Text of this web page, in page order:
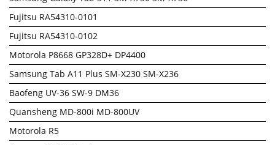
Fujitsu RA54310-0101
Fujitsu RA54310-0102
Motorola P8668 GP328D+ DP4400
Samsung Tab A11 Plus SM-X230 SM-X236
Baofeng UV-36 SW-9 DM36
Quansheng MD-800i MD-800UV
Motorola R5